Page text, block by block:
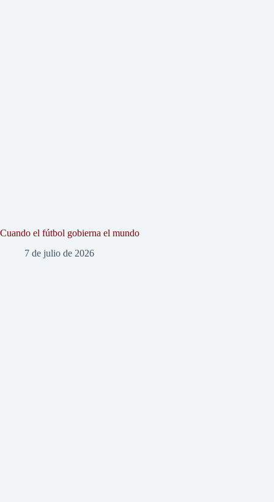
Cuando el fútbol gobierna el mundo
7 de julio de 2026